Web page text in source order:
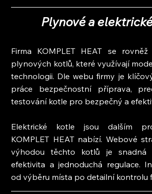
Plynové a
Firma KOMPLET HEAT se rovněž
plynových kotlů, které využívají
technologii. Dle webu firmy je
práce bezpečnostní příprava,
testování kotle pro bezpečný a
Elektrické kotle jsou dalším
KOMPLET HEAT nabízí. Webové
výhodou těchto kotlů je snadná
efektivita a jednoduchá regulace.
od výběru místa po detailní kontrolu